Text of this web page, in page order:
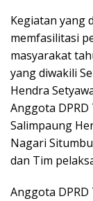
Kegiatan yang
memfasilitasi
masyarakat
yang diwakili
Hendra
Anggota
Salimpaung
Nagari
dan Tim
Anggota